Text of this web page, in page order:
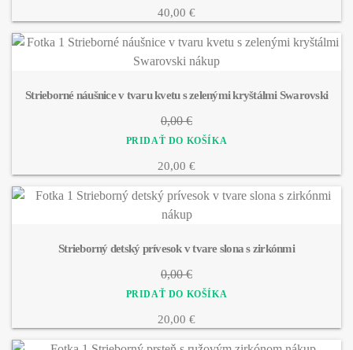
40,00 €
Strieborné náušnice v tvaru kvetu s zelenými kryštálmi Swarovski
0,00 €
20,00 €
Strieborný detský prívesok v tvare slona s zirkónmi
0,00 €
20,00 €